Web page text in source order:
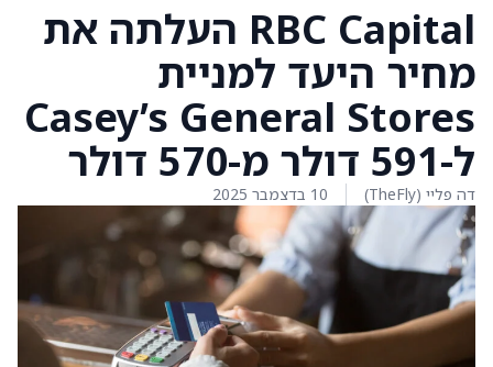
RBC Capital העלתה את
מחיר היעד למניית
Casey’s General Stores
ל-591 דולר מ-570 דולר
דה פליי (TheFly) 10 בדצמבר 2025